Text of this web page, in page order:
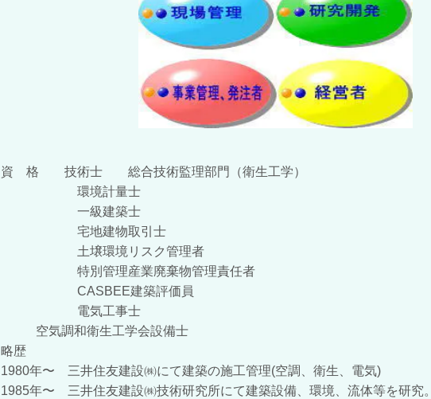
資 格 技術士 総合技術監理部門（衛生工学）
環境計量士
一級建築士
宅地建物取引士
土壌環境リスク管理者
特別管理産業廃棄物管理責任者
CASBEE建築評価員
電気工事士
空気調和衛生工学会設備士
略歴
1980年〜 三井住友建設㈱にて建築の施工管理(空調、衛生、電気)
1985年〜 三井住友建設㈱技術研究所にて建築設備、環境、流体等を研究。